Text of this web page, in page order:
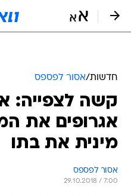
חדשות/אסור לפספס
אגרופים את
מינית את בתו
אסור לפספס
29.10.2018 / 7:00